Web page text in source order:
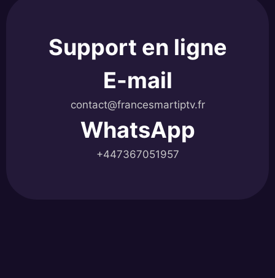
Support en ligne
E-mail
contact@francesmartiptv.fr
WhatsApp
+447367051957